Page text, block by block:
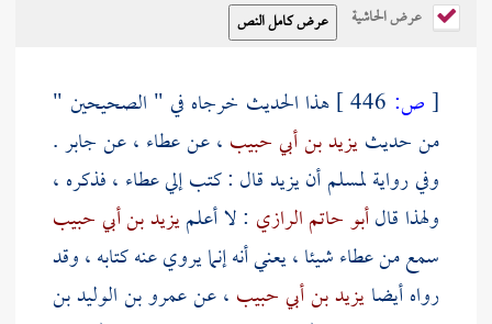
عرض الحاشية
[ص:
هذا الحديث خرجاه في " الصحيحين "
من حديثيزيد بن أبي حبيب ، عنعطاء ، عنجابر.
وفي روايةلمسلمأنيزيدقال : كتب إليعطاء ، فذكره ،
ولهذا قالأبو حاتم الرازي : لا أعلميزيد بن أبي حبيب
سمع منعطاءشيئا ، يعني أنه إنما يروي عنه كتابه ، وقد
رواه أيضايزيد بن أبي حبيب ، عنعمرو بن الوليد بن